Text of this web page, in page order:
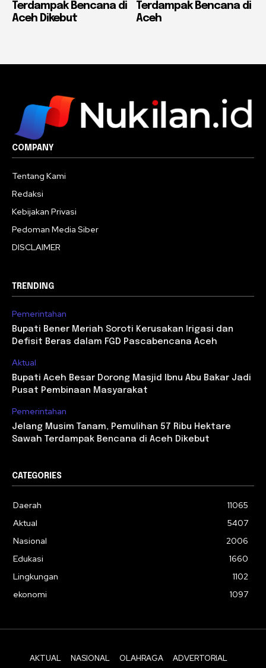
Terdampak Bencana di
Aceh Dikebut
Terdampak Bencana di
Aceh
COMPANY
Tentang Kami
Redaksi
Kebijakan Privasi
Pedoman Media Siber
DISCLAIMER
TRENDING
Pemerintahan
Bupati Bener Meriah Soroti Kerusakan Irigasi dan
Defisit Beras dalam FGD Pascabencana Aceh
Aktual
Bupati Aceh Besar Dorong Masjid Ibnu Abu Bakar Jadi
Pusat Pembinaan Masyarakat
Pemerintahan
Jelang Musim Tanam, Pemulihan 57 Ribu Hektare
Sawah Terdampak Bencana di Aceh Dikebut
CATEGORIES
Daerah
11065
Aktual
5407
Nasional
2006
Edukasi
1660
Lingkungan
1102
ekonomi
1097
AKTUAL NASIONAL OLAHRAGA ADVERTORIAL